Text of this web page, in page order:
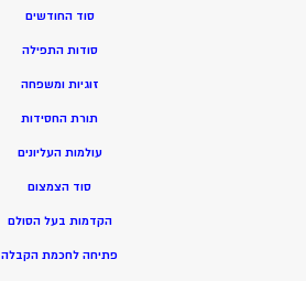
סוד החודשים
סודות התפילה
זוגיות ומשפחה
תורת החסידות
עולמות העליונים
סוד הצמצום
הקדמות בעל הסולם
פתיחה לחכמת הקבלה